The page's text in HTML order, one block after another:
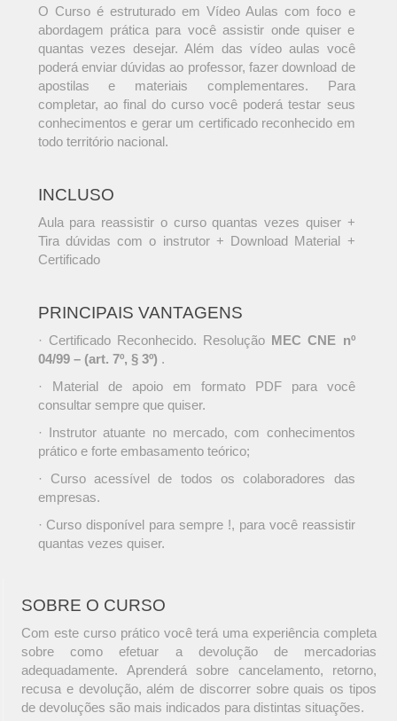
O Curso é estruturado em Vídeo Aulas com foco e
abordagem prática para você assistir onde quiser e
quantas vezes desejar. Além das vídeo aulas você
poderá enviar dúvidas ao professor, fazer download de
apostilas e materiais complementares. Para
completar, ao final do curso você poderá testar seus
conhecimentos e gerar um certificado reconhecido em
todo território nacional.
INCLUSO
Aula para reassistir o curso quantas vezes quiser +
Tira dúvidas com o instrutor + Download Material +
Certificado
PRINCIPAIS VANTAGENS
· Certificado Reconhecido. Resolução MEC CNE nº
04/99 – (art. 7º, § 3º) .
· Material de apoio em formato PDF para você
consultar sempre que quiser.
· Instrutor atuante no mercado, com conhecimentos
prático e forte embasamento teórico;
· Curso acessível de todos os colaboradores das
empresas.
· Curso disponível para sempre !, para você reassistir
quantas vezes quiser.
SOBRE O CURSO
Com este curso prático você terá uma experiência completa
sobre como efetuar a devolução de mercadorias
adequadamente. Aprenderá sobre cancelamento, retorno,
recusa e devolução, além de discorrer sobre quais os tipos
de devoluções são mais indicados para distintas situações.